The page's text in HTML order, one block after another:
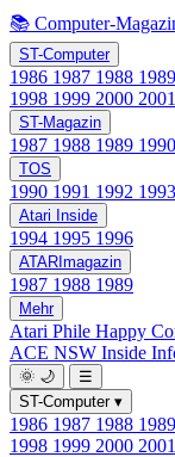
📚 Computer-
ST-Computer
1986 1987 1988 1989
1998 1999 2000 2001
ST-Magazin
1987 1988 1989 1990
TOS
1990 1991 1992 1993
Atari Inside
1994 1995 1996
ATARImagazin
1987 1988 1989
Mehr
Atari Phile Happy
ACE NSW Inside
🌞 🌙
☰
ST-Computer ▾
1986 1987 1988 1989
1998 1999 2000 2001